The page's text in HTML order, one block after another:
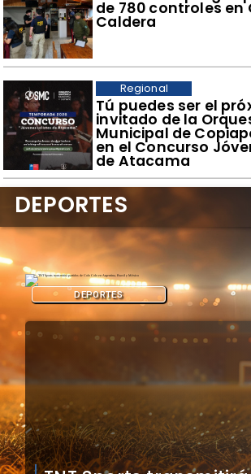
de 780 controles en
Caldera
Tú puedes ser el
invitado de la
Municipal de
en el Concurso
de Atacama
Regional
DEPORTES
DEPORTES